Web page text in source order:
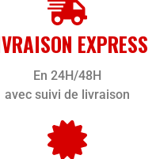
EXPRESS
En 24H/48H
avec suivi de livraison